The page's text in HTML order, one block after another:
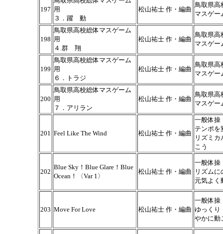
197 用
３．躍 動
松山祐士 作・編曲
鳥取県高
マスゲー
198
鳥取県高校総体マスゲーム
用
４.群 翔
松山祐士 作・編曲
鳥取県高
マスゲー
199
鳥取県高校総体マスゲーム
用
６．トラジ
松山祐士 作・編曲
鳥取県高
マスゲー
200
鳥取県高校総体マスゲーム
用
７．アリラン
松山祐士 作・編曲
鳥取県高
マスゲー
201 Feel Like The Wind 松山祐士 作・編曲
一般体操
テンポを
リズミカ
こう
202
Blue Sky！Blue Glare！Blue
Ocean！〈Var 1〉
松山祐士 作・編曲
一般体操
リズムに
元気よく
203 Move For Love 松山祐士 作・編曲
一般体操
ゆっくり
やかに動